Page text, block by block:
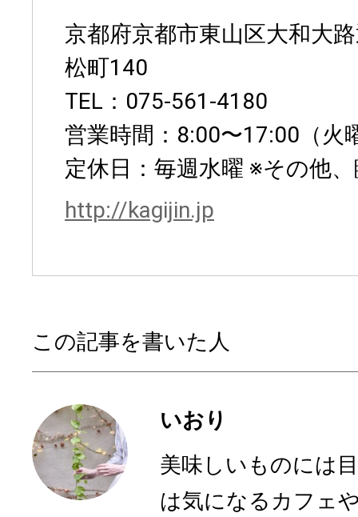
京都府京都市東山区大和大
松町140
TEL：075-561-4180
営業時間：8:00〜17:00（火
定休日：毎週水曜 ※その他
http://kagijin.jp
この記事を書いた人
いおり
美味しいものには
は気になるカフェ